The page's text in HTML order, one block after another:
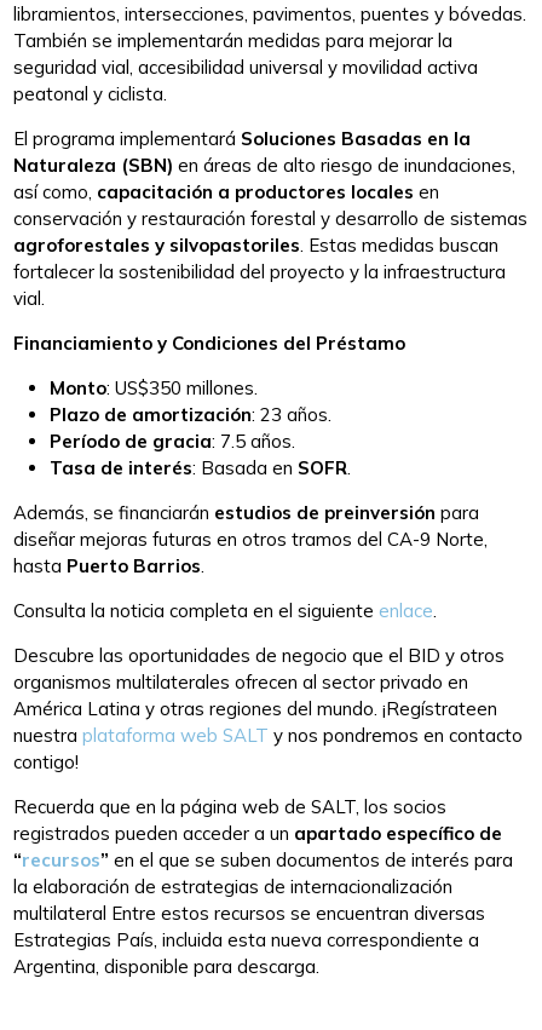
libramientos, intersecciones, pavimentos, puentes y bóvedas.
También se implementarán medidas para mejorar la
seguridad vial, accesibilidad universal y movilidad activa
peatonal y ciclista.
El programa implementará Soluciones Basadas en la
Naturaleza (SBN) en áreas de alto riesgo de inundaciones,
así como, capacitación a productores locales en
conservación y restauración forestal y desarrollo de sistemas
agroforestales y silvopastoriles. Estas medidas buscan
fortalecer la sostenibilidad del proyecto y la infraestructura
vial.
Financiamiento y Condiciones del Préstamo
Monto: US$350 millones.
Plazo de amortización: 23 años.
Período de gracia: 7.5 años.
Tasa de interés: Basada en SOFR.
Además, se financiarán estudios de preinversión para
diseñar mejoras futuras en otros tramos del CA-9 Norte,
hasta Puerto Barrios.
Consulta la noticia completa en el siguiente enlace.
Descubre las oportunidades de negocio que el BID y otros
organismos multilaterales ofrecen al sector privado en
América Latina y otras regiones del mundo. ¡Regístrateen
nuestraplataforma web SALT y nos pondremos en contacto
contigo!
Recuerda que en la página web de SALT, los socios
registrados pueden acceder a un apartado específico de
“recursos” en el que se suben documentos de interés para
la elaboración de estrategias de internacionalización
multilateral Entre estos recursos se encuentran diversas
Estrategias País, incluida esta nueva correspondiente a
Argentina, disponible para descarga.